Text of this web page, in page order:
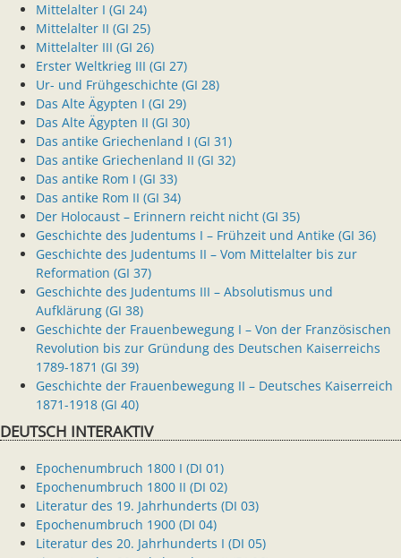
Mittelalter I (GI 24)
Mittelalter II (GI 25)
Mittelalter III (GI 26)
Erster Weltkrieg III (GI 27)
Ur- und Frühgeschichte (GI 28)
Das Alte Ägypten I (GI 29)
Das Alte Ägypten II (GI 30)
Das antike Griechenland I (GI 31)
Das antike Griechenland II (GI 32)
Das antike Rom I (GI 33)
Das antike Rom II (GI 34)
Der Holocaust – Erinnern reicht nicht (GI 35)
Geschichte des Judentums I – Frühzeit und Antike (GI 36)
Geschichte des Judentums II – Vom Mittelalter bis zur
Reformation (GI 37)
Geschichte des Judentums III – Absolutismus und
Aufklärung (GI 38)
Geschichte der Frauenbewegung I – Von der Französischen
Revolution bis zur Gründung des Deutschen Kaiserreichs
1789-1871 (GI 39)
Geschichte der Frauenbewegung II – Deutsches Kaiserreich
1871-1918 (GI 40)
DEUTSCH INTERAKTIV
Epochenumbruch 1800 I (DI 01)
Epochenumbruch 1800 II (DI 02)
Literatur des 19. Jahrhunderts (DI 03)
Epochenumbruch 1900 (DI 04)
Literatur des 20. Jahrhunderts I (DI 05)